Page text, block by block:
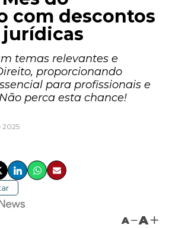
com descontos
jurídicas
temas relevantes e
proporcionando
para profissionais e
perca esta chance!
2025
A A